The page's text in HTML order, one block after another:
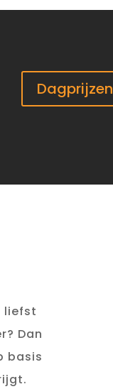
Dagprijzen
liefst
Dan
basis